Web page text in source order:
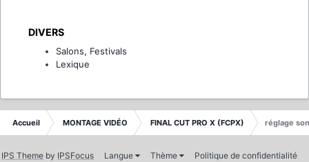
DIVERS
Salons, Festivals
Lexique
Accueil MONTAGE VIDÉO FINAL CUT PRO X (FCPX) réglage
IPS Theme by IPSFocus Langue Thème
Politique de confidentialité